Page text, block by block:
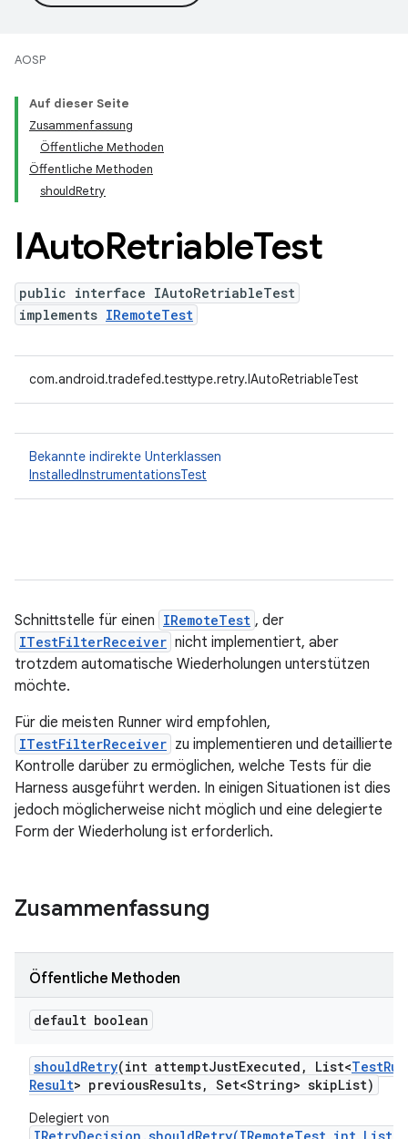
AOSP
Auf dieser Seite
Zusammenfassung
Öffentliche Methoden
Öffentliche Methoden
shouldRetry
IAutoRetriableTest
public interface IAutoRetriableTest
implements IRemoteTest
com.android.tradefed.testtype.retry.IAutoRetriableTest
Bekannte indirekte Unterklassen
InstalledInstrumentationsTest
Schnittstelle für einen IRemoteTest , der
ITestFilterReceiver nicht implementiert, aber
trotzdem automatische Wiederholungen unterstützen
möchte.
Für die meisten Runner wird empfohlen,
ITestFilterReceiver zu implementieren und detaillierte
Kontrolle darüber zu ermöglichen, welche Tests für die
Harness ausgeführt werden. In einigen Situationen ist dies
jedoch möglicherweise nicht möglich und eine delegierte
Form der Wiederholung ist erforderlich.
Zusammenfassung
Öffentliche Methoden
default boolean
shouldRetry(int attemptJustExecuted , List<TestRun
Result> previousResults, Set<String> skipList)
Delegiert von